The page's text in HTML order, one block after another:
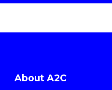
About A2C